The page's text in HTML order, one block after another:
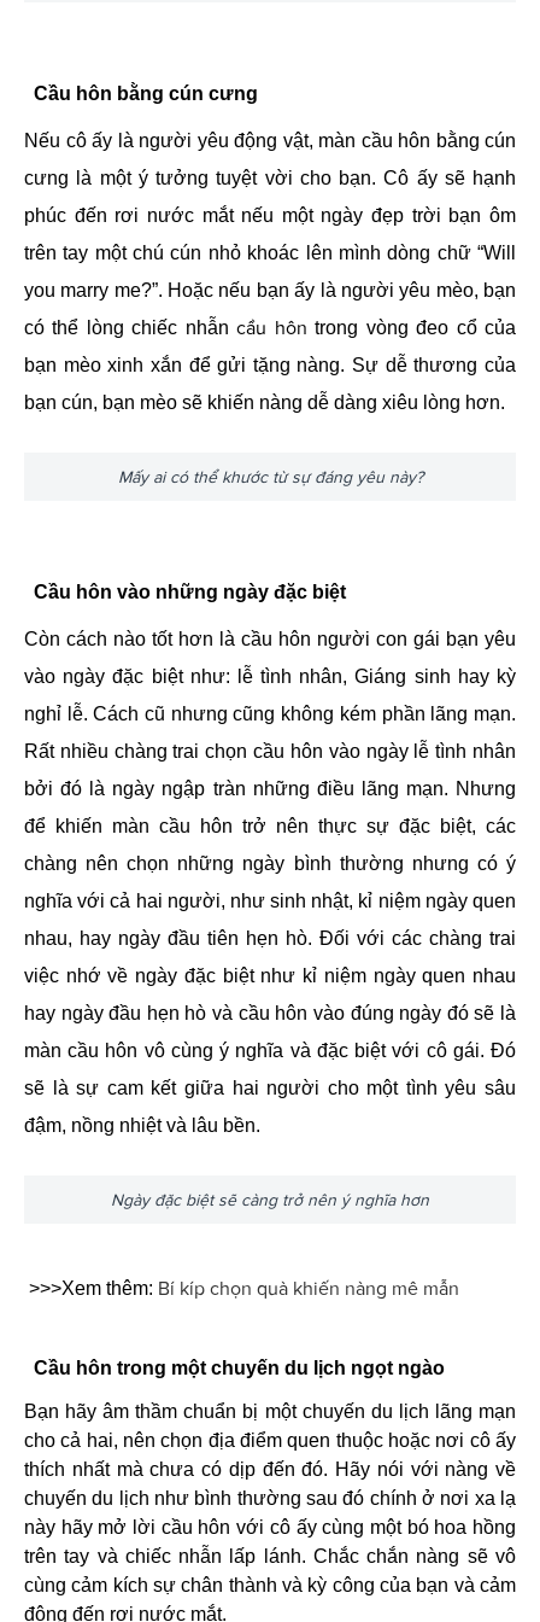
Cầu hôn bằng cún cưng
Nếu cô ấy là người yêu động vật, màn cầu hôn bằng cún
cưng là một ý tưởng tuyệt vời cho bạn. Cô ấy sẽ hạnh
phúc đến rơi nước mắt nếu một ngày đẹp trời bạn ôm
trên tay một chú cún nhỏ khoác lên mình dòng chữ “Will
you marry me?”. Hoặc nếu bạn ấy là người yêu mèo, bạn
có thể lòng chiếc nhẫncầu hôntrong vòng đeo cổ của
bạn mèo xinh xắn để gửi tặng nàng. Sự dễ thương của
bạn cún, bạn mèo sẽ khiến nàng dễ dàng xiêu lòng hơn.
Mấy ai có thể khước từ sự đáng yêu này?
Cầu hôn vào những ngày đặc biệt
Còn cách nào tốt hơn là cầu hôn người con gái bạn yêu
vào ngày đặc biệt như: lễ tình nhân, Giáng sinh hay kỳ
nghỉ lễ. Cách cũ nhưng cũng không kém phần lãng mạn.
Rất nhiều chàng trai chọn cầu hôn vào ngày lễ tình nhân
bởi đó là ngày ngập tràn những điều lãng mạn. Nhưng
để khiến màn cầu hôn trở nên thực sự đặc biệt, các
chàng nên chọn những ngày bình thường nhưng có ý
nghĩa với cả hai người, như sinh nhật, kỉ niệm ngày quen
nhau, hay ngày đầu tiên hẹn hò. Đối với các chàng trai
việc nhớ về ngày đặc biệt như kỉ niệm ngày quen nhau
hay ngày đầu hẹn hò và cầu hôn vào đúng ngày đó sẽ là
màn cầu hôn vô cùng ý nghĩa và đặc biệt với cô gái. Đó
sẽ là sự cam kết giữa hai người cho một tình yêu sâu
đậm, nồng nhiệt và lâu bền.
Ngày đặc biệt sẽ càng trở nên ý nghĩa hơn
>>>Xem thêm: Bí kíp chọn quà khiến nàng mê mẫn
Cầu hôn trong một chuyến du lịch ngọt ngào
Bạn hãy âm thầm chuẩn bị một chuyến du lịch lãng mạn
cho cả hai, nên chọn địa điểm quen thuộc hoặc nơi cô ấy
thích nhất mà chưa có dịp đến đó. Hãy nói với nàng về
chuyến du lịch như bình thường sau đó chính ở nơi xa lạ
này hãy mở lời cầu hôn với cô ấy cùng một bó hoa hồng
trên tay và chiếc nhẫn lấp lánh. Chắc chắn nàng sẽ vô
cùng cảm kích sự chân thành và kỳ công của bạn và cảm
động đến rơi nước mắt.